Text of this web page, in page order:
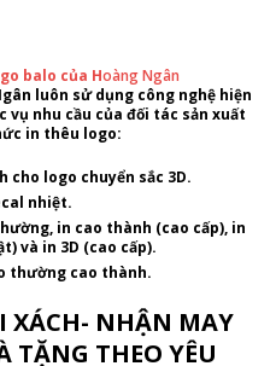
balo của Hoàng Ngân
luôn sử dụng công nghệ hiện
nhu cầu của đối tác sản xuất
in thêu logo:
cho logo chuyển sắc 3D.
nhiệt.
in cao thành (cao cấp), in
và in 3D (cao cấp).
thường cao thành.
XÁCH- NHẬN MAY
TẶNG THEO YÊU